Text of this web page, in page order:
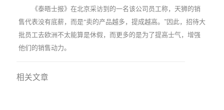
《泰晤士报》在北京采访到的一名该公司员工称，天狮的销
售代表没有底薪，而是“卖的产品越多，提成越高。”因此，招待大
批员工去欧洲不太能算是休假，而更多的是为了提高士气，增强
他们的销售动力。
相关文章